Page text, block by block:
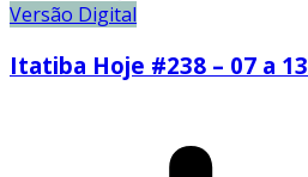
Versão Digital
Itatiba Hoje #238 – 07 a